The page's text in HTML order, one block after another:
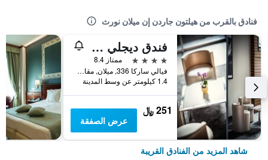
فنادق بالقرب من هيلتون جاردن إن ميلان نورث
فندق ديجلي أركيمبولدي
4 نجوم
ممتاز 8.4
فيالي ساركا 336, ميلان, مقاطعة ميلانو, إيطاليا
1.4 كيلومتر عن وسط المدينة
251 ﷼
عرض الصفقة
شاهد المزيد من الفنادق القريبة